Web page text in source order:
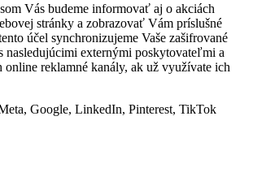
Vás budeme informovať aj o akciách
stránky a zobrazovať Vám príslušné
účel synchronizujeme Vaše zašifrované
nasledujúcimi externými poskytovateľmi a
online reklamné kanály, ak už využívate ich
Google, LinkedIn, Pinterest, TikTok